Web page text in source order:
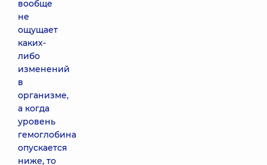
вообще
не
ощущает
каких-
либо
изменений
в
организме,
а когда
уровень
гемоглобина
опускается
ниже, то